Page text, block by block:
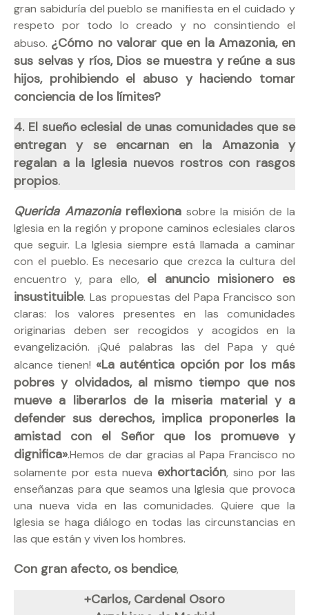
gran sabiduría del pueblo se manifiesta en el cuidado y
respeto por todo lo creado y no consintiendo el
abuso. ¿Cómo no valorar que en la Amazonia, en
sus selvas y ríos, Dios se muestra y reúne a sus
hijos, prohibiendo el abuso y haciendo tomar
conciencia de los límites?
4. El sueño eclesial de unas comunidades que se
entregan y se encarnan en la Amazonia y
regalan a la Iglesia nuevos rostros con rasgos
propios.
Querida Amazoniareflexiona sobre la misión de la
Iglesia en la región y propone caminos eclesiales claros
que seguir. La Iglesia siempre está llamada a caminar
con el pueblo. Es necesario que crezca la cultura del
encuentro y, para ello, el anuncio misionero es
insustituible. Las propuestas del Papa Francisco son
claras: los valores presentes en las comunidades
originarias deben ser recogidos y acogidos en la
evangelización. ¡Qué palabras las del Papa y qué
alcance tienen! «La auténtica opción por los más
pobres y olvidados, al mismo tiempo que nos
mueve a liberarlos de la miseria material y a
defender sus derechos, implica proponerles la
amistad con el Señor que los promueve y
dignifica».Hemos de dar gracias al Papa Francisco no
solamente por esta nueva exhortación, sino por las
enseñanzas para que seamos una Iglesia que provoca
una nueva vida en las comunidades. Quiere que la
Iglesia se haga diálogo en todas las circunstancias en
las que están y viven los hombres.
Con gran afecto, os bendice,
+Carlos, Cardenal Osoro